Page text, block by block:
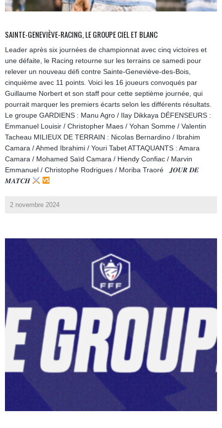
SAINTE-GENEVIÈVE-RACING, LE GROUPE CIEL ET BLANC
Leader après six journées de championnat avec cinq victoires et
une défaite, le Racing retourne sur les terrains ce samedi pour
relever un nouveau défi contre Sainte-Geneviève-des-Bois,
cinquième avec 11 points. Voici les 16 joueurs convoqués par
Guillaume Norbert et son staff pour cette septième journée, qui
pourrait marquer les premiers écarts selon les différents résultats.
Le groupe GARDIENS : Manu Agro / Ilay Dikkaya DÉFENSEURS :
Emmanuel Louisir / Christopher Maes / Yohan Somme / Valentin
Tacheau MILIEUX DE TERRAIN : Nicolas Bernardino / Ibrahim
Camara / Ahmed Ibrahimi / Youri Tabet ATTAQUANTS : Amara
Camara / Mohamed Saïd Camara / Hiendy Confiac / Marvin
Emmanuel / Christophe Rodrigues / Moriba Traoré 𝑱𝑶𝑼𝑹 𝑫𝑬
𝑴𝑨𝑻𝑪𝑯
2 novembre 2024